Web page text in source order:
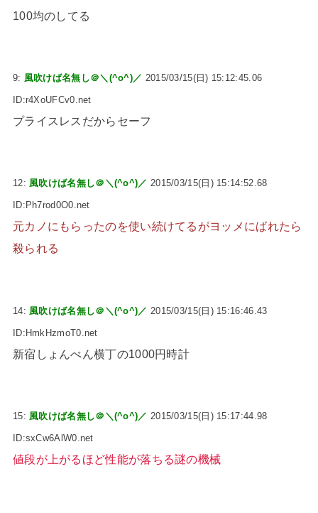
100均のしてる
9: 風吹けば名無し＠＼(^o^)／ 2015/03/15(日) 15:12:45.06
ID:r4XoUFCv0.net
プライスレスだからセーフ
12: 風吹けば名無し＠＼(^o^)／ 2015/03/15(日) 15:14:52.68
ID:Ph7rod0O0.net
元カノにもらったのを使い続けてるがヨッメにばれたら
殺られる
14: 風吹けば名無し＠＼(^o^)／ 2015/03/15(日) 15:16:46.43
ID:HmkHzmoT0.net
新宿しょんべん横丁の1000円時計
15: 風吹けば名無し＠＼(^o^)／ 2015/03/15(日) 15:17:44.98
ID:sxCw6AlW0.net
値段が上がるほど性能が落ちる謎の機械